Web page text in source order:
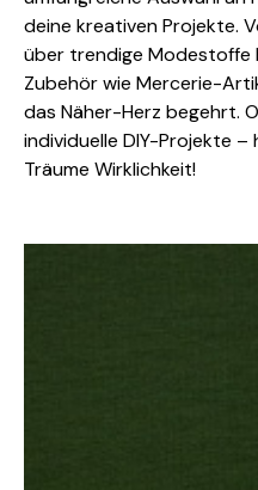
deine kreativen Projekte.
über trendige Modestoffe
Zubehör wie Mercerie-
das Näher-Herz begehrt.
individuelle DIY-Projekte
Träume Wirklichkeit!